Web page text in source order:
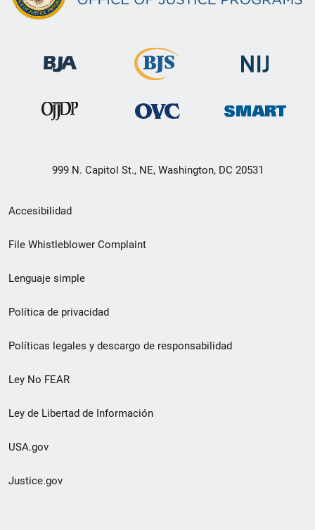
999 N. Capitol St., NE, Washington, DC 20531
Menú
de
de
pie
de
página
Accesibilidad
File Whistleblower Complaint
Lenguaje simple
Política de privacidad
Políticas legales y descargo de responsabilidad
Ley No FEAR
Ley de Libertad de Información
USA.gov
Justice.gov